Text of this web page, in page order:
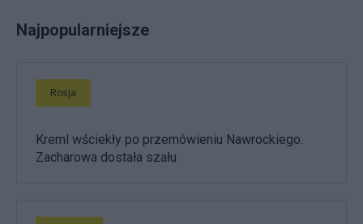
Najpopularniejsze
Rosja
Kreml wściekły po przemówieniu Nawrockiego.
Zacharowa dostała szału